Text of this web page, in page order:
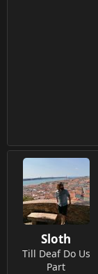
Sloth
Till Deaf Do Us
Part